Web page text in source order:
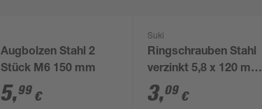
Augbolzen Stahl 2
Stück M6 150 mm
5,99 €
Suki
Ringschrauben Stahl
verzinkt 5,8 x 120 mm
1 Stück
3,09 €